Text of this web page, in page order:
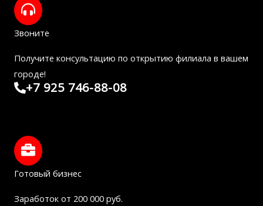
Звоните
Получите консультацию по открытию филиала в вашем
городе!
+7 925 746-88-08
Готовый бизнес
Заработок от 200 000 руб.